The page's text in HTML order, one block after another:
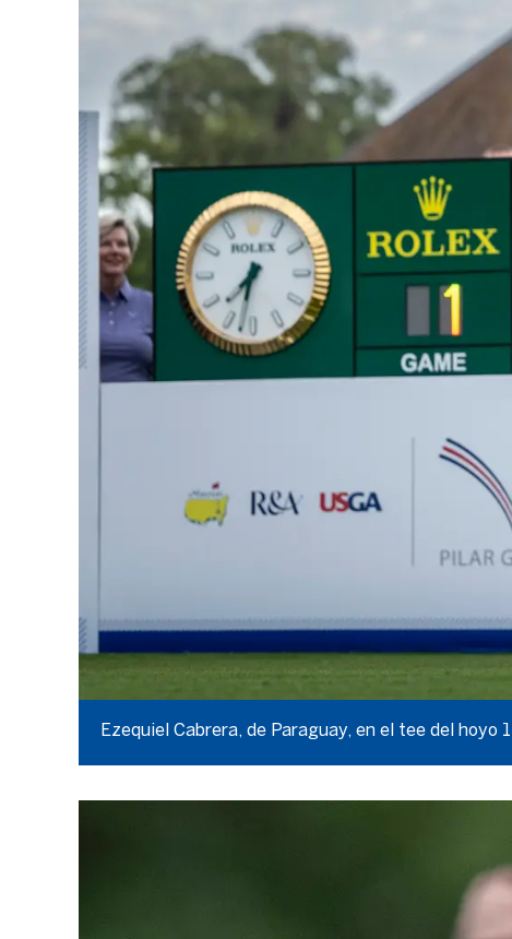
Ezequiel Cabrera, de Paraguay, en el tee del